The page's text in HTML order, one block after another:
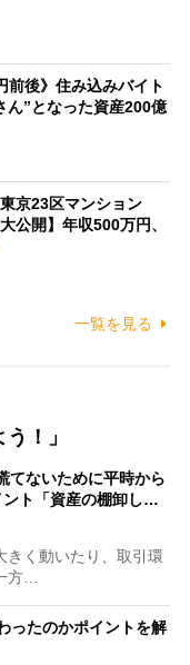
前後》住み込みバイト
ん”となった資産200億
東京23区マンション
公開】年収500万円、
一覧を見る
！」
てないために平時から
ント「資産の棚卸し…
く動いたり、取引環
方…
ったのかポイントを解